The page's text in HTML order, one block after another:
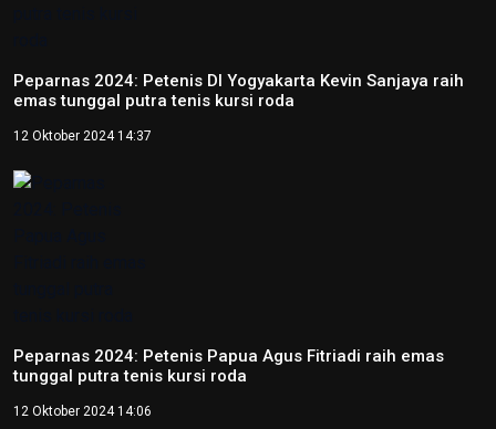
Peparnas 2024: Petenis DI Yogyakarta Kevin Sanjaya raih
emas tunggal putra tenis kursi roda
12 Oktober 2024 14:37
Peparnas 2024: Petenis Papua Agus Fitriadi raih emas
tunggal putra tenis kursi roda
12 Oktober 2024 14:06